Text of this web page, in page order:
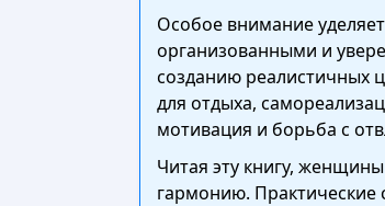
Особое внимание
организованными и
созданию реалистичных
для отдыха,
мотивация и борьба с
Читая эту книгу,
гармонию.